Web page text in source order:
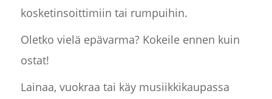
kosketinsoittimiin tai rumpuihin.
Oletko vielä epävarma? Kokeile ennen kuin
ostat!
Lainaa, vuokraa tai käy musiikkikaupassa